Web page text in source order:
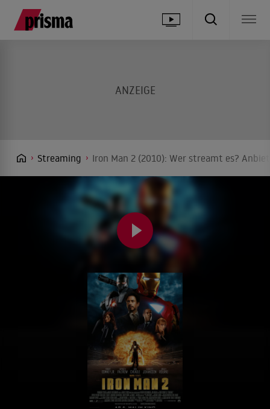
Streaming Iron Man 2 (2010): Wer streamt es?